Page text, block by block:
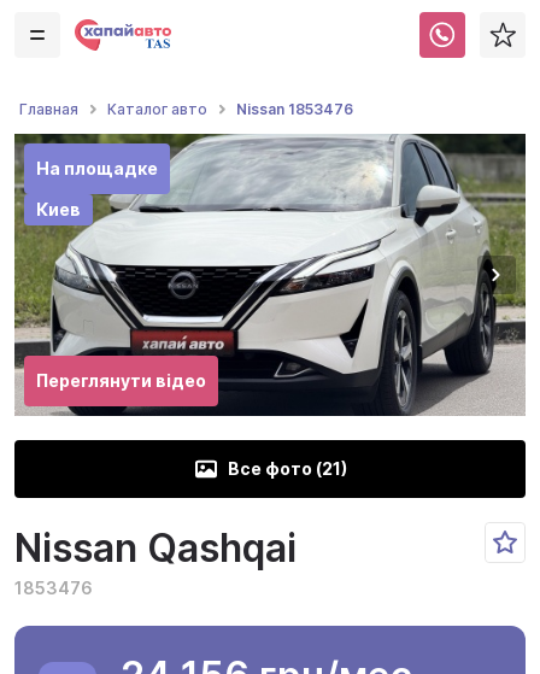
Главная Каталог авто Nissan 1853476
На площадке
Киев
Переглянути відео
Все фото (21)
Nissan Qashqai
1853476